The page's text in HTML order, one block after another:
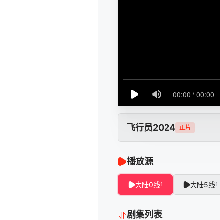
飞行员2024 正片
播放源
大陆0线1 大陆5线1
剧集列表